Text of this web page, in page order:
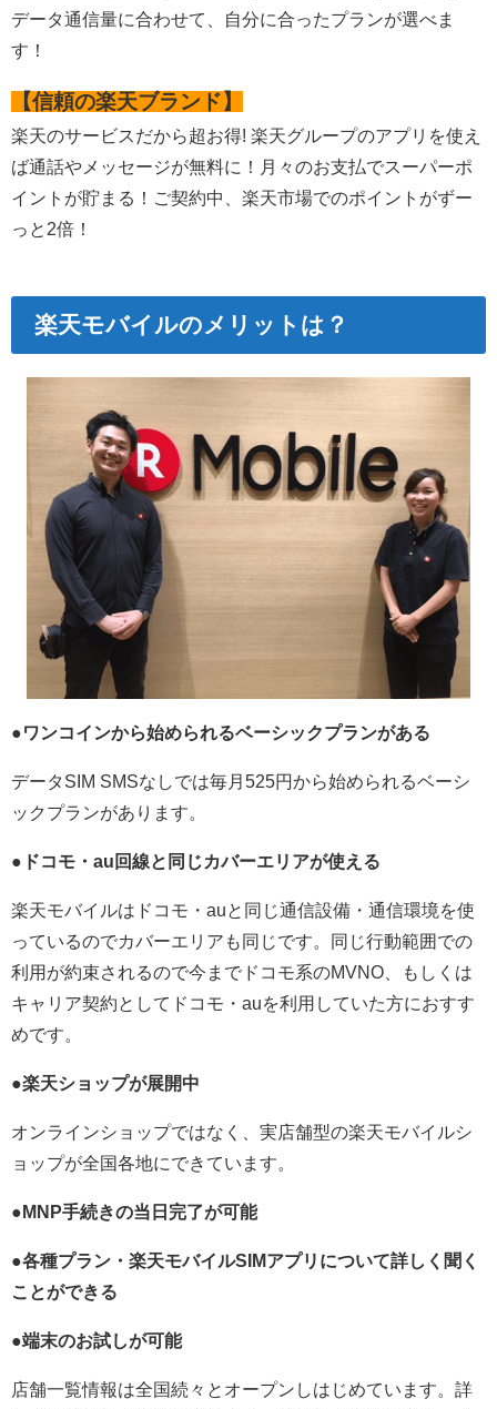
データ通信量に合わせて、自分に合ったプランが選べま
す！
【信頼の楽天ブランド】
楽天のサービスだから超お得! 楽天グループのアプリを使え
ば通話やメッセージが無料に！月々のお支払でスーパーポ
イントが貯まる！ご契約中、楽天市場でのポイントがずー
っと2倍！
楽天モバイルのメリットは？
●ワンコインから始められるベーシックプランがある
データSIM SMSなしでは毎月525円から始められるベーシ
ックプランがあります。
●ドコモ・au回線と同じカバーエリアが使える
楽天モバイルはドコモ・auと同じ通信設備・通信環境を使
っているのでカバーエリアも同じです。同じ行動範囲での
利用が約束されるので今までドコモ系のMVNO、もしくは
キャリア契約としてドコモ・auを利用していた方におすす
めです。
●楽天ショップが展開中
オンラインショップではなく、実店舗型の楽天モバイルシ
ョップが全国各地にできています。
●MNP手続きの当日完了が可能
●各種プラン・楽天モバイルSIMアプリについて詳しく聞く
ことができる
●端末のお試しが可能
店舗一覧情報は全国続々とオープンしはじめています。詳